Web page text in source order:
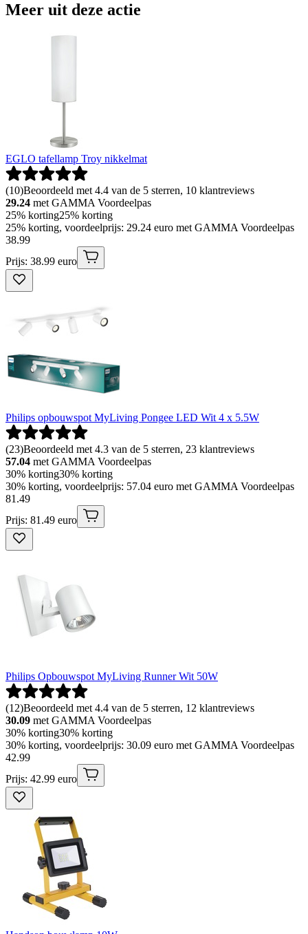
Meer uit deze actie
EGLO tafellamp Troy nikkelmat
(10)Beoordeeld met 4.4 van de 5 sterren, 10 klantreviews
29.24 met GAMMA Voordeelpas
25% korting25% korting
25% korting, voordeelprijs: 29.24 euro met GAMMA Voordeelpas
38.99
Prijs: 38.99 euro
Philips opbouwspot MyLiving Pongee LED Wit 4 x 5.5W
(23)Beoordeeld met 4.3 van de 5 sterren, 23 klantreviews
57.04 met GAMMA Voordeelpas
30% korting30% korting
30% korting, voordeelprijs: 57.04 euro met GAMMA Voordeelpas
81 .49
Prijs: 81.49 euro
Philips Opbouwspot MyLiving Runner Wit 50W
(12)Beoordeeld met 4.4 van de 5 sterren, 12 klantreviews
30.09 met GAMMA Voordeelpas
30% korting30% korting
30% korting, voordeelprijs: 30.09 euro met GAMMA Voordeelpas
42.99
Prijs: 42.99 euro